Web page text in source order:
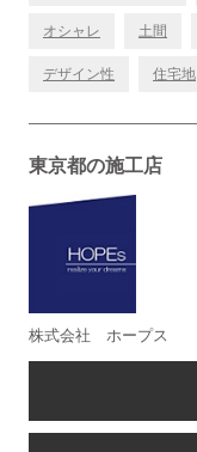
オシャレ 土間
デザイン性 住宅地
東京都の施工店
株式会社 ホープス